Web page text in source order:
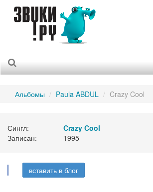
Альбомы Paula ABDUL Crazy Cool
Сингл:
Crazy Cool
Записан:
1995
вставить в блог